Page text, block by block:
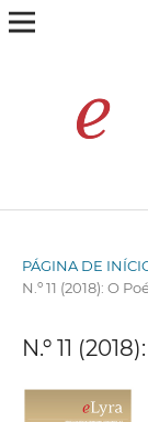
PÁGINA DE
N.º 11 (2018): O
N.º 11